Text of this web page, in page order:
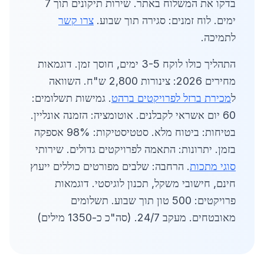
בדקו את המשלוח באתר. שירות תיקונים תוך 7
ימים. לוח זמנים: סגירה תוך שבוע. צרו קשר
לתמיכה.
התהליך כולו לוקח 3-5 ימים, חוסך זמן. דוגמאות
מחירים 2026: צינורות 2,800 ש"ח. השוואה
למכירת ברזל לפרויקטים ברהט. גמישות תשלומים:
60 יום אשראי לקבלנים. אוטומציה: הזמנה אונליין.
בטיחות: ביטוח מלא. סטטיסטיקות: 98% אספקה
בזמן. יתרונות: התאמה לפרויקטים גדולים. שירותי
סוגי מתכות. הרחבה: שלבים מפורטים כוללים ייעוץ
חינם, חישובי משקל, תכנון לוגיסטי. דוגמאות
פרויקטים: 500 טון תוך שבוע. תשלומים
מאובטחים. מעקב 24/7. (סה"כ כ-1350 מילים)